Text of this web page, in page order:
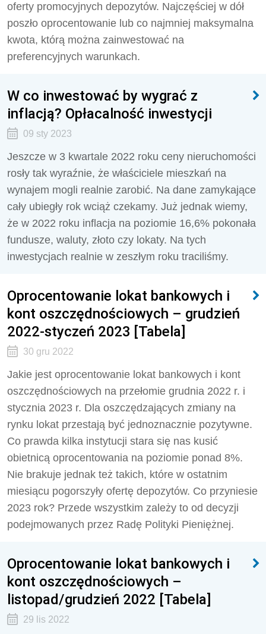
oferty promocyjnych depozytów. Najczęściej w dół
poszło oprocentowanie lub co najmniej maksymalna
kwota, którą można zainwestować na
preferencyjnych warunkach.
W co inwestować by wygrać z
inflacją? Opłacalność inwestycji
09 sty 2023
Jeszcze w 3 kwartale 2022 roku ceny nieruchomości
rosły tak wyraźnie, że właściciele mieszkań na
wynajem mogli realnie zarobić. Na dane zamykające
cały ubiegły rok wciąż czekamy. Już jednak wiemy,
że w 2022 roku inflacja na poziomie 16,6% pokonała
fundusze, waluty, złoto czy lokaty. Na tych
inwestycjach realnie w zeszłym roku traciliśmy.
Oprocentowanie lokat bankowych i
kont oszczędnościowych – grudzień
2022-styczeń 2023 [Tabela]
30 gru 2022
Jakie jest oprocentowanie lokat bankowych i kont
oszczędnościowych na przełomie grudnia 2022 r. i
stycznia 2023 r. Dla oszczędzających zmiany na
rynku lokat przestają być jednoznacznie pozytywne.
Co prawda kilka instytucji stara się nas kusić
obietnicą oprocentowania na poziomie ponad 8%.
Nie brakuje jednak też takich, które w ostatnim
miesiącu pogorszyły ofertę depozytów. Co przyniesie
2023 rok? Przede wszystkim zależy to od decyzji
podejmowanych przez Radę Polityki Pieniężnej.
Oprocentowanie lokat bankowych i
kont oszczędnościowych –
listopad/grudzień 2022 [Tabela]
29 lis 2022